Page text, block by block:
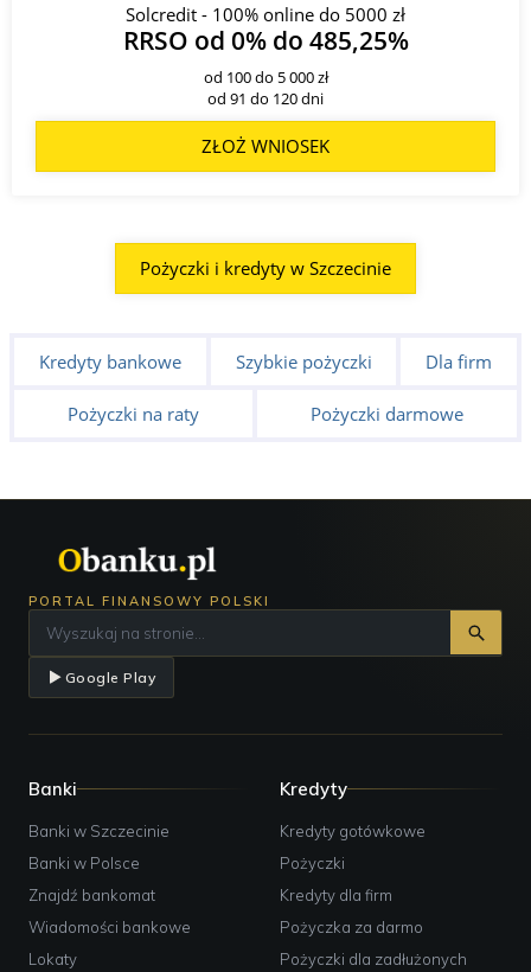
Solcredit - 100% online do 5000 zł
RRSO od 0% do 485,25%
od 100 do 5 000 zł
od 91 do 120 dni
ZŁOŻ WNIOSEK
Pożyczki i kredyty w Szczecinie
Kredyty bankowe Szybkie pożyczki Dla firm
Pożyczki na raty Pożyczki darmowe
PORTAL FINANSOWY POLSKI
Google Play
Banki
Banki w Szczecinie
Banki w Polsce
Znajdź bankomat
Wiadomości bankowe
Lokaty
Kredyty
Kredyty gotówkowe
Pożyczki
Kredyty dla firm
Pożyczka za darmo
Pożyczki dla zadłużonych